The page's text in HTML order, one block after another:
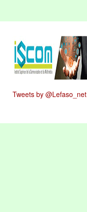
Tweets by @Lefaso_net